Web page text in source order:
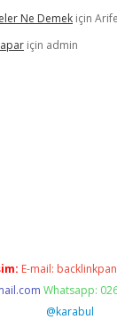
Ne Demek için Arife
için admin
E-mail:
Whatsapp:
@karabul